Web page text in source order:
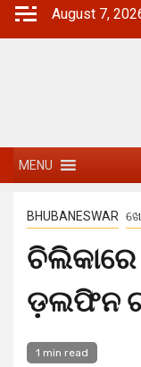
August 7,
MENU
BHUBANESWAR
ଡ଼ଲଫିନ
1 min read